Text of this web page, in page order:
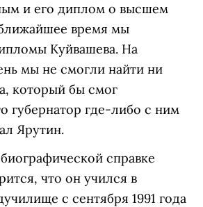
и его диплом о высшем
время мы
Куйвашева. На
мы не смогли найти ни
который бы смог
губернатор где-либо с ним
Ярутин.
справке
что он учился в
с сентября 1991 года